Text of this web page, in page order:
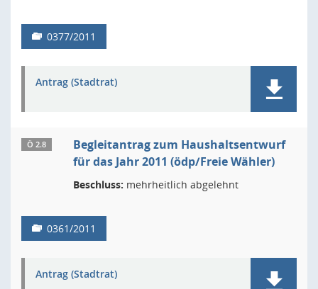
0377/2011
Antrag (Stadtrat)
Ö 2.8
Begleitantrag zum Haushaltsentwurf
für das Jahr 2011 (ödp/Freie Wähler)
Beschluss: mehrheitlich abgelehnt
0361/2011
Antrag (Stadtrat)